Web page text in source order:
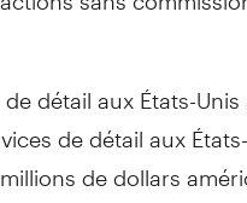
détail aux États-
de détail aux
de dollars